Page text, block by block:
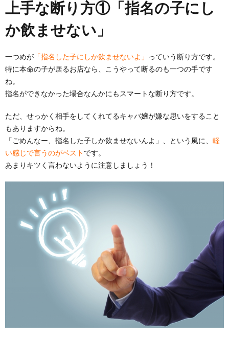
上手な断り方①「指名の子にし
か飲ませない」
一つめが 「指名した子にしか飲ませないよ」 っていう断り方です。
特に本命の子が居るお店なら、こうやって断るのも一つの手です
ね。
指名ができなかった場合なんかにもスマートな断り方です。
ただ、せっかく相手をしてくれてるキャバ嬢が嫌な思いをすること
もありますからね。
「ごめんなー、指名した子しか飲ませないんよ」、という風に、 軽
い感じで言うのがベスト です。
あまりキツく言わないように注意しましょう！